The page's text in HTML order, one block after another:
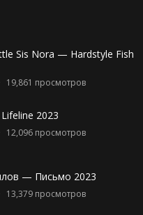
Sis Nora — Hardstyle Fish
19,861 просмотров
2023
12,096просмотров
— Письмо 2023
13,379просмотров